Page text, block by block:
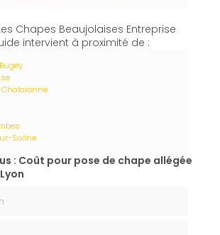
Les Chapes Beaujolaises Entreprise
intervient à proximité de :
Saône
: Coût pour pose de chape allégée